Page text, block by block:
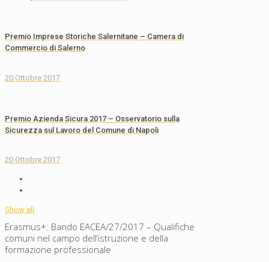
Premio Imprese Storiche Salernitane – Camera di
Commercio di Salerno
20 Ottobre 2017
Premio Azienda Sicura 2017 – Osservatorio sulla
Sicurezza sul Lavoro del Comune di Napoli
20 Ottobre 2017
Show all
Erasmus+: Bando EACEA/27/2017 – Qualifiche
comuni nel campo dell’istruzione e della
formazione professionale